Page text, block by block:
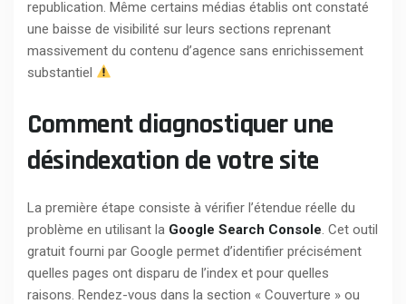
republication. Même certains médias établis ont constaté
une baisse de visibilité sur leurs sections reprenant
massivement du contenu d’agence sans enrichissement
substantiel
Comment diagnostiquer une
désindexation de votre site
La première étape consiste à vérifier l’étendue réelle du
problème en utilisant la Google Search Console . Cet outil
gratuit fourni par Google permet d’identifier précisément
quelles pages ont disparu de l’index et pour quelles
raisons. Rendez-vous dans la section « Couverture » ou